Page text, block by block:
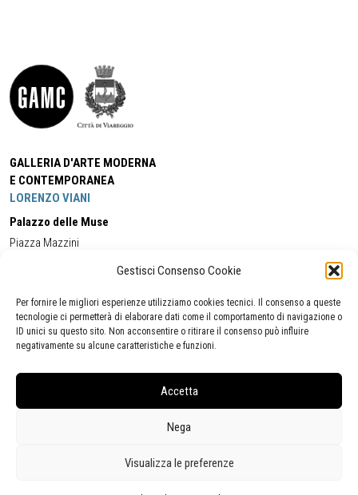
Gestisci Consenso Cookie
Per fornire le migliori esperienze utilizziamo cookies tecnici. Il consenso a queste
tecnologie ci permetterà di elaborare dati come il comportamento di navigazione o
ID unici su questo sito. Non acconsentire o ritirare il consenso può influire
negativamente su alcune caratteristiche e funzioni.
Accetta
Nega
Visualizza le preferenze
GALLERIA D'ARTE MODERNA
E CONTEMPORANEA
LORENZO VIANI
Palazzo delle Muse
Piazza Mazzini
Cell:+39 338 5714978 (orario apertura Galleria)
Tel:
+39 0584 944580
(orario 09.00/13.00)
Email:gamc@comune.viareggio.lu.it
Segnalazione di inaccessibilità